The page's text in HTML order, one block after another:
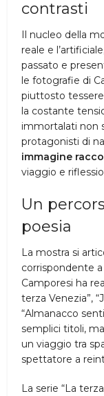
contrasti
Il nucleo della
reale e
passato e
le fotografie di
piuttosto
la costante
immortalati non
protagonisti di
immagine
viaggio e
Un
poesia
La mostra si
corrispondente
Camporesi ha
terza Venezia”,
“Almanacco
semplici titoli,
un viaggio tra
spettatore a
La serie “La